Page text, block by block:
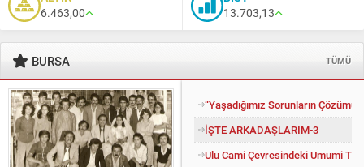
6.463,00
13.703,13
BURSA TÜMÜ
“Yaşadığımız Sorunların
İŞTE ARKADAŞLARIM-3
Ulu Cami Çevresindeki Umumi